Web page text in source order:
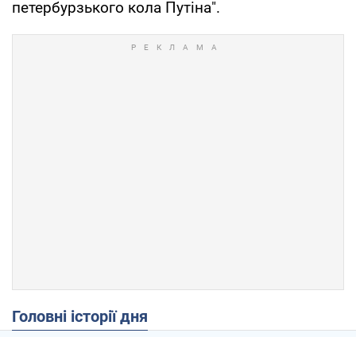
петербурзького кола Путіна".
Головні історії дня